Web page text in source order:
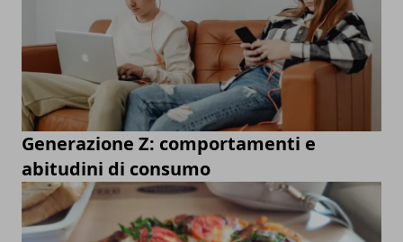
Generazione Z: comportamenti e
abitudini di consumo